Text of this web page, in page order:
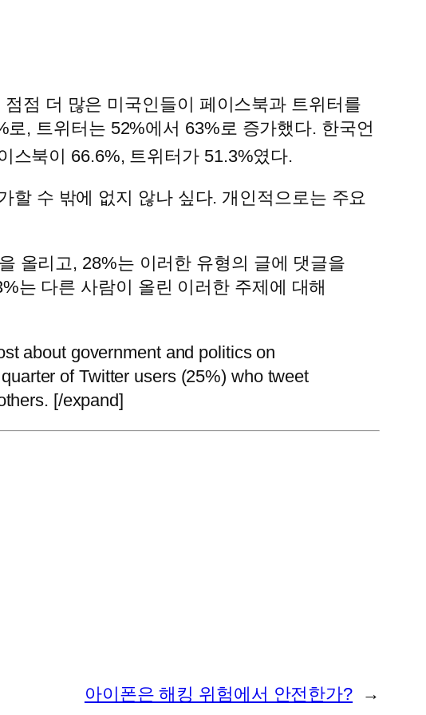
점 더 많은 미국인들이 페이스북과 트위터를
, 트위터는 52%에서 63%로 증가했다. 한국언
스북이 66.6%, 트위터가 51.3%였다.
할 수 밖에 없지 않나 싶다. 개인적으로는 주요
올리고, 28%는 이러한 유형의 글에 댓글을
는 다른 사람이 올린 이러한 주제에 대해
about government and politics on
of Twitter users (25%) who tweet
[/expand]
아이폰은 해킹 위험에서 안전한가? →